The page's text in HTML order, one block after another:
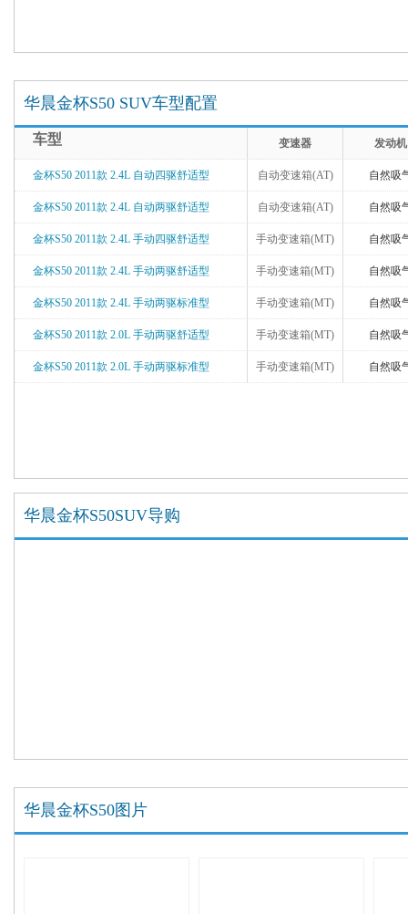
华晨金杯S50 SUV车型配置
车型 变速器 发动机
金杯S50 2011款 2.4L 自动四驱舒适型 自动变速箱(AT) 自然吸
金杯S50 2011款 2.4L 自动两驱舒适型 自动变速箱(AT) 自然吸
金杯S50 2011款 2.4L 手动四驱舒适型 手动变速箱(MT) 自然吸
金杯S50 2011款 2.4L 手动两驱舒适型 手动变速箱(MT) 自然吸
金杯S50 2011款 2.4L 手动两驱标准型 手动变速箱(MT) 自然吸
金杯S50 2011款 2.0L 手动两驱舒适型 手动变速箱(MT) 自然吸
金杯S50 2011款 2.0L 手动两驱标准型 手动变速箱(MT) 自然吸
华晨金杯S50SUV导购
华晨金杯S50图片